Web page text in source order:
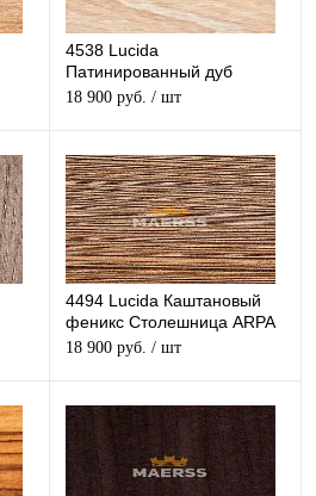
4538 Lucida
Патинированный дуб
светлый Столешница ARPA
18 900 руб. / шт
4494 Lucida Каштановый
феникс Столешница ARPA
глянцевая
18 900 руб. / шт